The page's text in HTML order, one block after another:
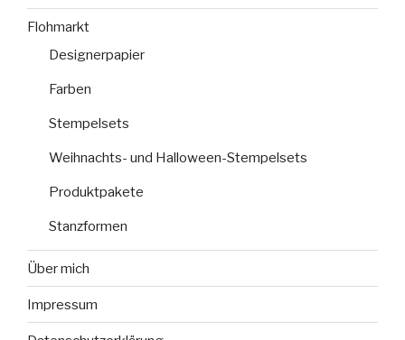
Flohmarkt
Designerpapier
Farben
Stempelsets
Weihnachts- und Halloween-Stempelsets
Produktpakete
Stanzformen
Über mich
Impressum